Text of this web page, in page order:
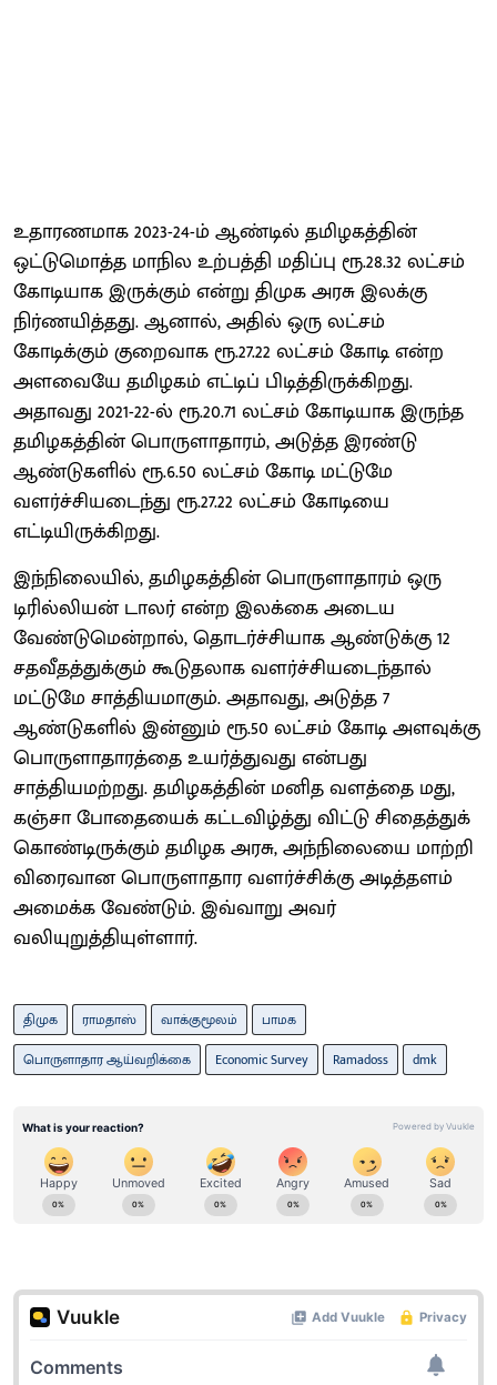
உதாரணமாக 2023-24-ம் ஆண்டில் தமிழகத்தின்
ஒட்டுமொத்த மாநில உற்பத்தி மதிப்பு ரூ.28.32 லட்சம்
கோடியாக இருக்கும் என்று திமுக அரசு இலக்கு
நிர்ணயித்தது. ஆனால், அதில் ஒரு லட்சம்
கோடிக்கும் குறைவாக ரூ.27.22 லட்சம் கோடி என்ற
அளவையே தமிழகம் எட்டிப் பிடித்திருக்கிறது.
அதாவது 2021-22-ல் ரூ.20.71 லட்சம் கோடியாக இருந்த
தமிழகத்தின் பொருளாதாரம், அடுத்த இரண்டு
ஆண்டுகளில் ரூ.6.50 லட்சம் கோடி மட்டுமே
வளர்ச்சியடைந்து ரூ.27.22 லட்சம் கோடியை
எட்டியிருக்கிறது.
இந்நிலையில், தமிழகத்தின் பொருளாதாரம் ஒரு
டிரில்லியன் டாலர் என்ற இலக்கை அடைய
வேண்டுமென்றால், தொடர்ச்சியாக ஆண்டுக்கு 12
சதவீதத்துக்கும் கூடுதலாக வளர்ச்சியடைந்தால்
மட்டுமே சாத்தியமாகும். அதாவது, அடுத்த 7
ஆண்டுகளில் இன்னும் ரூ.50 லட்சம் கோடி அளவுக்கு
பொருளாதாரத்தை உயர்த்துவது என்பது
சாத்தியமற்றது. தமிழகத்தின் மனித வளத்தை மது,
கஞ்சா போதையைக் கட்டவிழ்த்து விட்டு சிதைத்துக்
கொண்டிருக்கும் தமிழக அரசு, அந்நிலையை மாற்றி
விரைவான பொருளாதார வளர்ச்சிக்கு அடித்தளம்
அமைக்க வேண்டும். இவ்வாறு அவர்
வலியுறுத்தியுள்ளார்.
திமுக ராமதாஸ் வாக்குமூலம்
பாமக
பொருளாதார ஆய்வறிக்கை
Economic Survey Ramadoss dmk